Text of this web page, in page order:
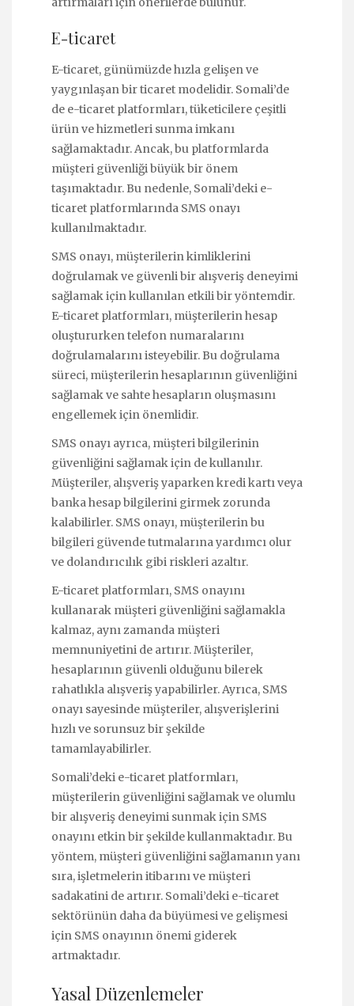
E-ticaret
E-ticaret, günümüzde hızla gelişen ve
yaygınlaşan bir ticaret modelidir. Somali’de
de e-ticaret platformları, tüketicilere çeşitli
ürün ve hizmetleri sunma imkanı
sağlamaktadır. Ancak, bu platformlarda
müşteri güvenliği büyük bir önem
taşımaktadır. Bu nedenle, Somali’deki e-
ticaret platformlarında SMS onayı
kullanılmaktadır.
SMS onayı, müşterilerin kimliklerini
doğrulamak ve güvenli bir alışveriş deneyimi
sağlamak için kullanılan etkili bir yöntemdir.
E-ticaret platformları, müşterilerin hesap
oluştururken telefon numaralarını
doğrulamalarını isteyebilir. Bu doğrulama
süreci, müşterilerin hesaplarının güvenliğini
sağlamak ve sahte hesapların oluşmasını
engellemek için önemlidir.
SMS onayı ayrıca, müşteri bilgilerinin
güvenliğini sağlamak için de kullanılır.
Müşteriler, alışveriş yaparken kredi kartı veya
banka hesap bilgilerini girmek zorunda
kalabilirler. SMS onayı, müşterilerin bu
bilgileri güvende tutmalarına yardımcı olur
ve dolandırıcılık gibi riskleri azaltır.
E-ticaret platformları, SMS onayını
kullanarak müşteri güvenliğini sağlamakla
kalmaz, aynı zamanda müşteri
memnuniyetini de artırır. Müşteriler,
hesaplarının güvenli olduğunu bilerek
rahatlıkla alışveriş yapabilirler. Ayrıca, SMS
onayı sayesinde müşteriler, alışverişlerini
hızlı ve sorunsuz bir şekilde
tamamlayabilirler.
Somali’deki e-ticaret platformları,
müşterilerin güvenliğini sağlamak ve olumlu
bir alışveriş deneyimi sunmak için SMS
onayını etkin bir şekilde kullanmaktadır. Bu
yöntem, müşteri güvenliğini sağlamanın yanı
sıra, işletmelerin itibarını ve müşteri
sadakatini de artırır. Somali’deki e-ticaret
sektörünün daha da büyümesi ve gelişmesi
için SMS onayının önemi giderek
artmaktadır.
Yasal Düzenlemeler